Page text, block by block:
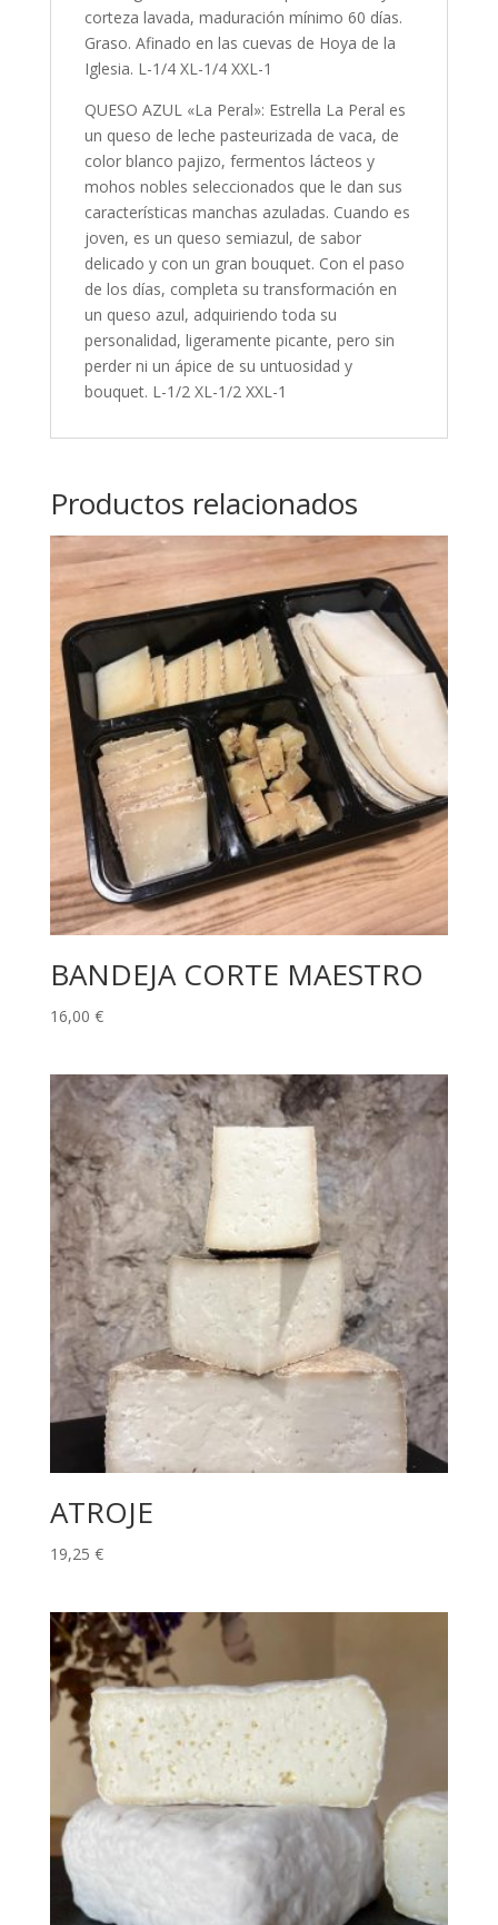
corteza lavada, maduración mínimo 60 días.
Graso. Afinado en las cuevas de Hoya de la
Iglesia. L-1/4 XL-1/4 XXL-1
QUESO AZUL «La Peral»: Estrella La Peral es
un queso de leche pasteurizada de vaca, de
color blanco pajizo, fermentos lácteos y
mohos nobles seleccionados que le dan sus
características manchas azuladas. Cuando es
joven, es un queso semiazul, de sabor
delicado y con un gran bouquet. Con el paso
de los días, completa su transformación en
un queso azul, adquiriendo toda su
personalidad, ligeramente picante, pero sin
perder ni un ápice de su untuosidad y
bouquet. L-1/2 XL-1/2 XXL-1
Productos relacionados
BANDEJA CORTE MAESTRO
16,00 €
ATROJE
19,25 €